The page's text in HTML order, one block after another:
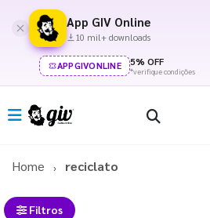
App GIV Online
10 mil+ downloads
APPGIVONLINE 5% OFF
*verifique condições
Home reciclato
Filtros